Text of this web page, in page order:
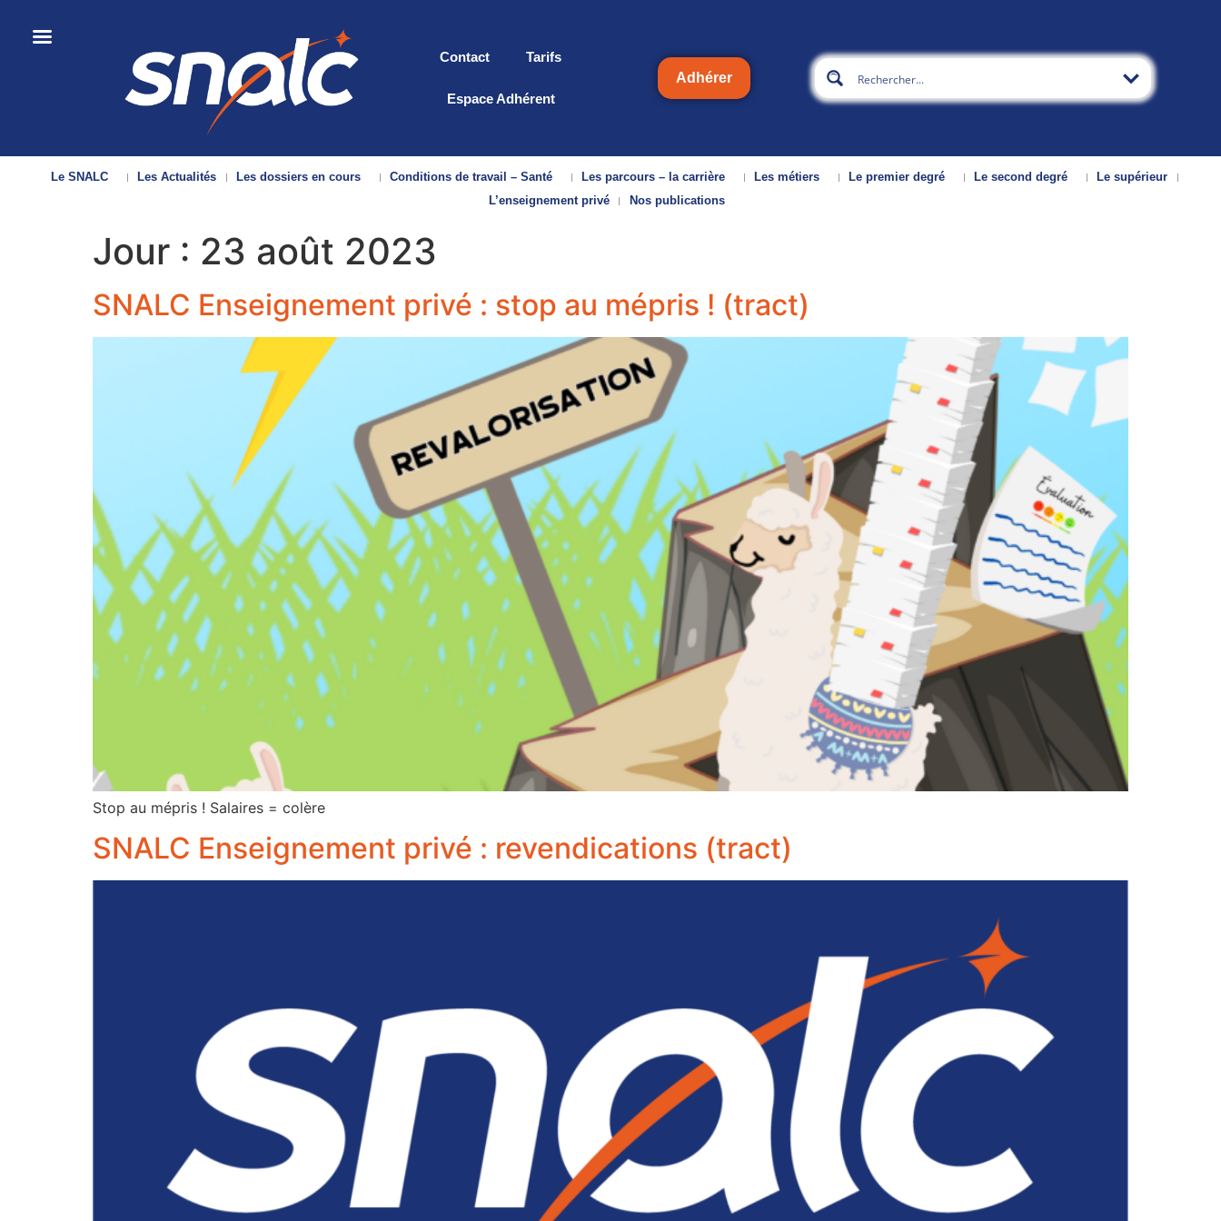
Contact Tarifs
Espace Adhérent
Adhérer
Le SNALC Les Actualités Les dossiers en cours Conditions de travail – Santé Les parcours – la carrière Les métiers Le premier degré Le second degré
Le supérieur
L’enseignement privé
Nos publications
Jour : 23 août 2023
SNALC Enseignement privé : stop au mépris ! (tract)
Stop au mépris ! Salaires = colère
SNALC Enseignement privé : revendications (tract)